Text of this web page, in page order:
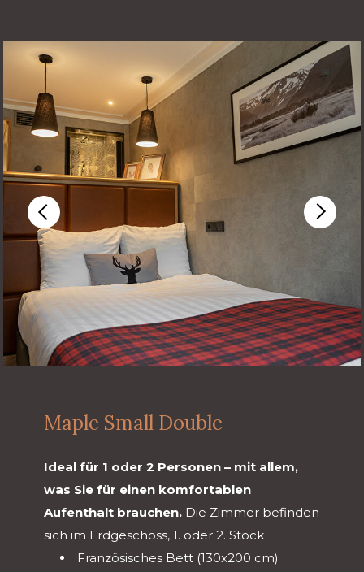
Maple Small Double
Ideal für 1 oder 2 Personen – mit allem,
was Sie für einen komfortablen
Aufenthalt brauchen. Die Zimmer befinden
sich im Erdgeschoss, 1. oder 2. Stock
Französisches Bett (130x200 cm)